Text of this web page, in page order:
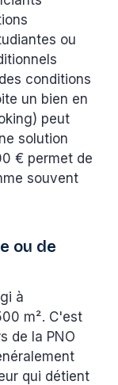
ou
conditions
un bien en
peut
solution
€ permet de
souvent
ou de
à
m². C'est
de la PNO
qui détient